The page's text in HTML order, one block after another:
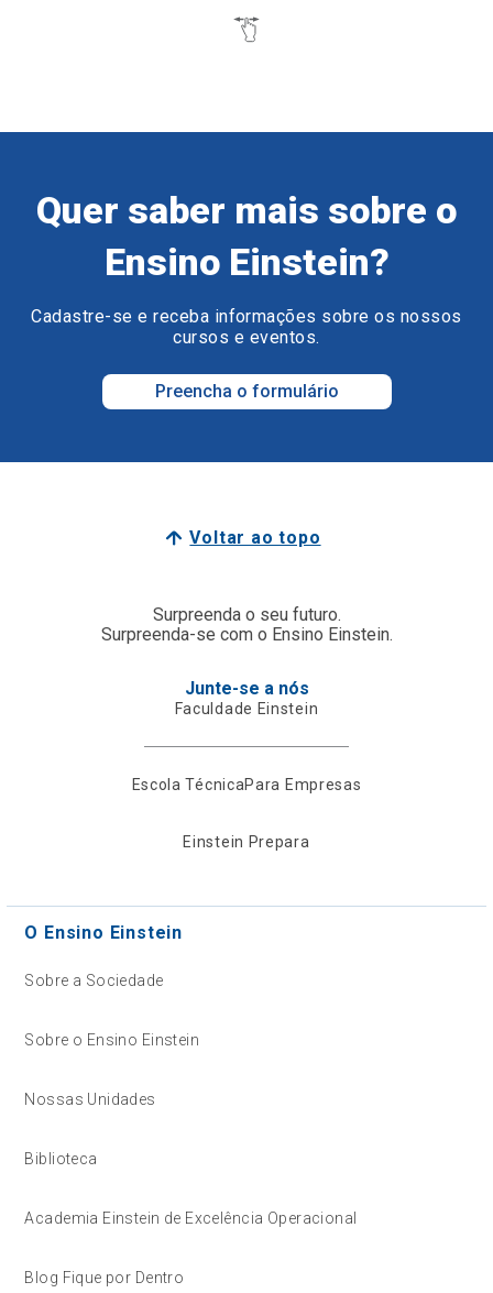
Quer saber mais sobre o
Ensino Einstein?
Cadastre-se e receba informações sobre os nossos
cursos e eventos.
Preencha o formulário
Voltar ao topo
Surpreenda o seu futuro.
Surpreenda-se com o Ensino Einstein.
Junte-se a nós
Faculdade Einstein
Escola TécnicaPara Empresas
Einstein Prepara
O Ensino Einstein
Sobre a Sociedade
Sobre o Ensino Einstein
Nossas Unidades
Biblioteca
Academia Einstein de Excelência Operacional
Blog Fique por Dentro